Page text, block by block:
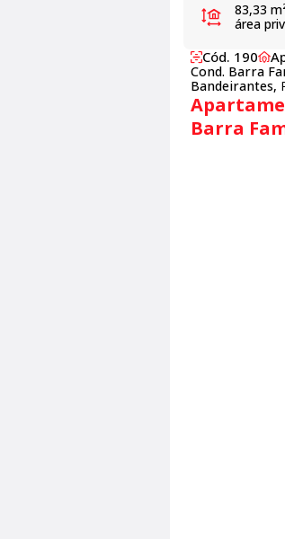
83,33
área
Cód. 190
Cond. Barra
Bandeirantes,
Barra